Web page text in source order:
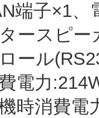
端子×1、
ースピー
ロール
電力
時消費電